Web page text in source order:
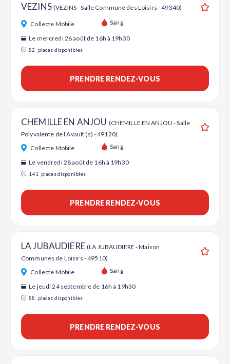
VEZINS (VEZINS - Salle Commune des Loisirs - 49340)
Collecte Mobile Sang
Le mercredi 26 août de 16h à 19h30
82 places disponibles
PRENDRE RENDEZ-VOUS
CHEMILLE EN ANJOU (CHEMILLE EN ANJOU - Salle
Polyvalente de l'Avault (s) - 49120)
Collecte Mobile Sang
Le vendredi 28 août de 16h à 19h30
141 places disponibles
PRENDRE RENDEZ-VOUS
LA JUBAUDIERE (LA JUBAUDIERE - Maison
Communes de Loisirs - 49510)
Collecte Mobile Sang
Le jeudi 24 septembre de 16h à 19h30
88 places disponibles
PRENDRE RENDEZ-VOUS